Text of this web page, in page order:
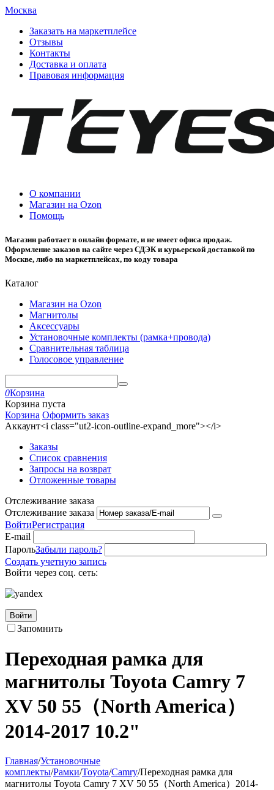
Москва
Заказать на маркетплейсе
Отзывы
Контакты
Доставка и оплата
Правовая информация
О компании
Магазин на Ozon
Помощь
Магазин работает в онлайн формате, и не имеет офиса продаж.
Оформление заказов на сайте через СДЭК и курьерской доставкой по
Москве, либо на маркетплейсах, по коду товара
Каталог
Магазин на Ozon
Магнитолы
Аксессуары
Установочные комплекты (рамка+провода)
Сравнительная таблица
Голосовое управление
0Корзина
Корзина пуста
Корзина Оформить заказ
Аккаунт<i class="ut2-icon-outline-expand_more"></i>
Заказы
Список сравнения
Запросы на возврат
Отложенные товары
Отслеживание заказа
Отслеживание заказа
ВойтиРегистрация
E-mail
ПарольЗабыли пароль?
Создать учетную запись
Войти через соц. сеть:
Войти
Запомнить
Переходная рамка для
магнитолы Toyota Camry 7
XV 50 55（North America）
2014-2017 10.2"
Главная/Установочные
комплекты/Рамки/Toyota/Camry/Переходная рамка для
магнитолы Toyota Camry 7 XV 50 55（North America）2014-